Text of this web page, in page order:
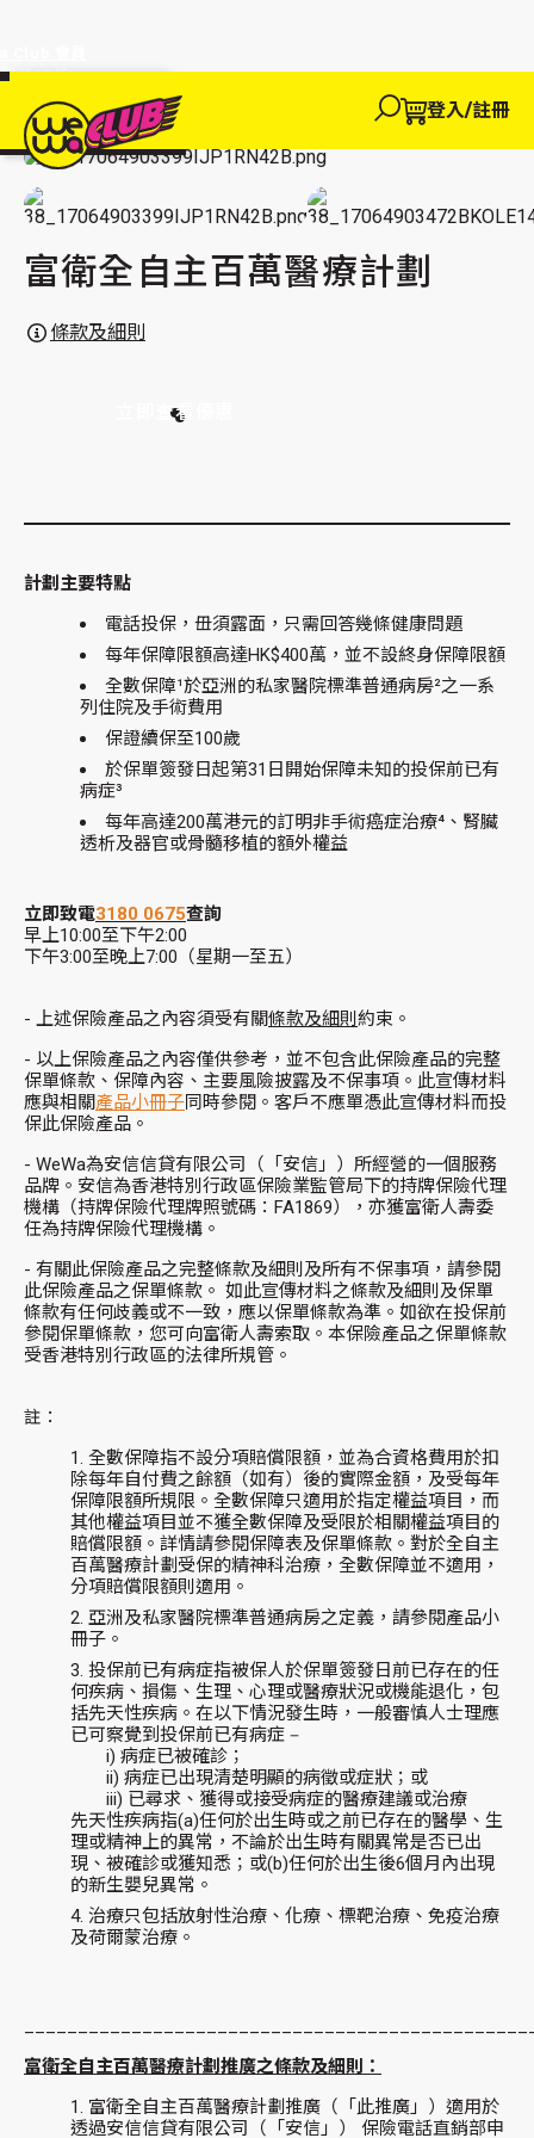
單95折!
輸入優惠
即
達95折!
登入/註冊
We買 We玩 We賺
探索
WeWa
卡
主頁 We 買 保險
富衛全自主百萬醫療計劃
富衛全自主百萬醫療計劃
條款及細則
立即查看優惠
計劃主要特點
電話投保，毌須露面，只需回答幾條健康問題
每年保障限額高達HK$400萬，並不設終身保障限額
全數保障¹於亞洲的私家醫院標準普通病房²之一系
列住院及手術費用
保證續保至100歲
於保單簽發日起第31日開始保障未知的投保前已有
病症³
每年高達200萬港元的訂明非手術癌症治療⁴、腎臟
透析及器官或骨髓移植的額外權益
立即致電3180 0675查詢
早上10:00至下午2:00
下午3:00至晚上7:00（星期一至五）
- 上述保險產品之內容須受有關條款及細則 約束。
- 以上保險產品之內容僅供參考，並不包含此保險產品的完整
保單條款、保障內容、主要風險披露及不保事項。此宣傳材料
應與相關產品小冊子同時參閱。客戶不應單憑此宣傳材料而投
保此保險產品。
- WeWa為安信信貸有限公司（「安信」）所經營的一個服務
品牌。安信為香港特別行政區保險業監管局下的持牌保險代理
機構（持牌保險代理牌照號碼：FA1869），亦獲富衛人壽委
任為持牌保險代理機構。
- 有關此保險產品之完整條款及細則及所有不保事項，請參閱
此保險產品之保單條款。 如此宣傳材料之條款及細則及保單
條款有任何歧義或不一致，應以保單條款為準。如欲在投保前
參閱保單條款，您可向富衛人壽索取。本保險產品之保單條款
受香港特別行政區的法律所規管。
註：
全數保障指不設分項賠償限額，並為合資格費用於扣
除每年自付費之餘額（如有）後的實際金額，及受每年
保障限額所規限。全數保障只適用於指定權益項目，而
其他權益項目並不獲全數保障及受限於相關權益項目的
賠償限額。詳情請參閱保障表及保單條款。對於全自主
百萬醫療計劃受保的精神科治療，全數保障並不適用，
分項賠償限額則適用。
亞洲及私家醫院標準普通病房之定義，請參閱產品小
冊子。
投保前已有病症指被保人於保單簽發日前已存在的任
何疾病、損傷、生理、心理或醫療狀況或機能退化，包
括先天性疾病。在以下情況發生時，一般審慎人士理應
已可察覺到投保前已有病症 ‒
i) 病症已被確診；
ii) 病症已出現清楚明顯的病徵或症狀；或
iii) 已尋求、獲得或接受病症的醫療建議或治療
先天性疾病指(a)任何於出生時或之前已存在的醫學、生
理或精神上的異常，不論於出生時有關異常是否已出
現、被確診或獲知悉；或(b)任何於出生後6個月內出現
的新生嬰兒異常。
治療只包括放射性治療、化療、標靶治療、免疫治療
及荷爾蒙治療。
富衛全自主百萬醫療計劃推廣之條款及細則：
富衛全自主百萬醫療計劃推廣（「此推廣」）適用於
透過安信信貸有限公司（「安信」） 保險電話直銷部申